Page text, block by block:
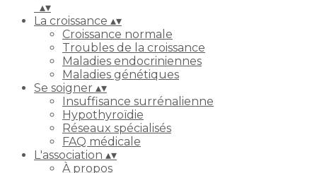
▴▾
La croissance ▴▾
Croissance normale
Troubles de la croissance
Maladies endocriniennes
Maladies génétiques
Se soigner ▴▾
Insuffisance surrénalienne
Hypothyroïdie
Réseaux spécialisés
FAQ médicale
L'association ▴▾
À propos